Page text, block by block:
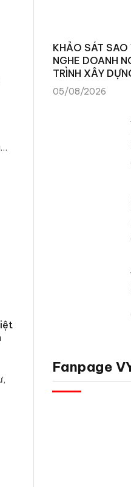
KHẢO SÁT
NGHE DOANH
TRÌNH XÂY
05/08/2026
Fanpage